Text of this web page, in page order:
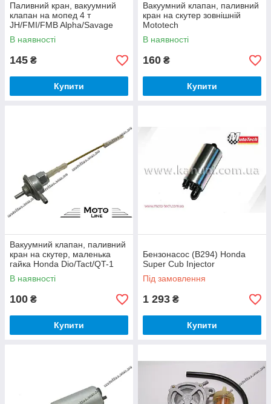
Паливний кран, вакуумний
клапан на мопед 4 т
JH/FMI/FMB Alpha/Savage
Mototech
В наявності
145 ₴
Купити
Вакуумний клапан, паливний
кран на скутер зовнішній
Mototech
В наявності
160 ₴
Купити
Вакуумний клапан, паливний
кран на скутер, маленька
гайка Honda Dio/Tact/QT-1
Mototech
В наявності
100 ₴
Купити
Бензонасос (B294) Honda
Super Cub Injector
Під замовлення
1 293 ₴
Купити